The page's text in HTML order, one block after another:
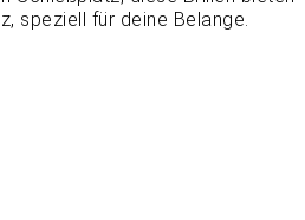
speziell für deine Belange.